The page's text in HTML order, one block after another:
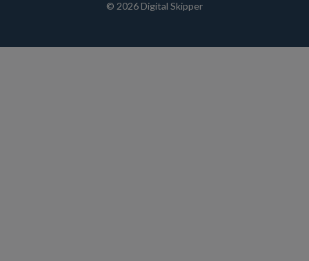
© 2026 Digital Skipper